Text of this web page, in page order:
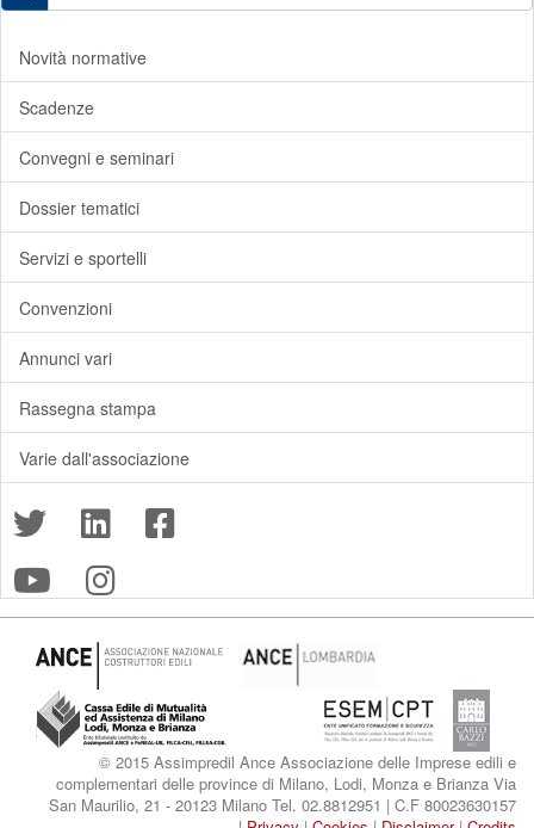
Novità normative
Scadenze
Convegni e seminari
Dossier tematici
Servizi e sportelli
Convenzioni
Annunci vari
Rassegna stampa
Varie dall'associazione
© 2015 Assimpredil Ance Associazione delle Imprese edili e
complementari delle province di Milano, Lodi, Monza e Brianza Via
San Maurilio, 21 - 20123 Milano Tel. 02.8812951 | C.F 80023630157